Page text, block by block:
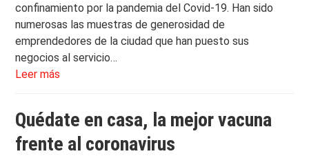
confinamiento por la pandemia del Covid-19. Han sido
numerosas las muestras de generosidad de
emprendedores de la ciudad que han puesto sus
negocios al servicio…
Leer más
Quédate en casa, la mejor vacuna
frente al coronavirus